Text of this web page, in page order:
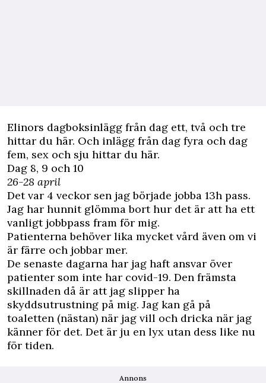
Elinors dagboksinlägg från dag ett, två och tre
hittar du här. Och inlägg från dag fyra och dag
fem, sex och sju hittar du här.
Dag 8, 9 och 10
26-28 april
Det var 4 veckor sen jag började jobba 13h pass.
Jag har hunnit glömma bort hur det är att ha ett
vanligt jobbpass fram för mig.
Patienterna behöver lika mycket vård även om vi
är färre och jobbar mer.
De senaste dagarna har jag haft ansvar över
patienter som inte har covid-19. Den främsta
skillnaden då är att jag slipper ha
skyddsutrustning på mig. Jag kan gå på
toaletten (nästan) när jag vill och dricka när jag
känner för det. Det är ju en lyx utan dess like nu
för tiden.
Annons